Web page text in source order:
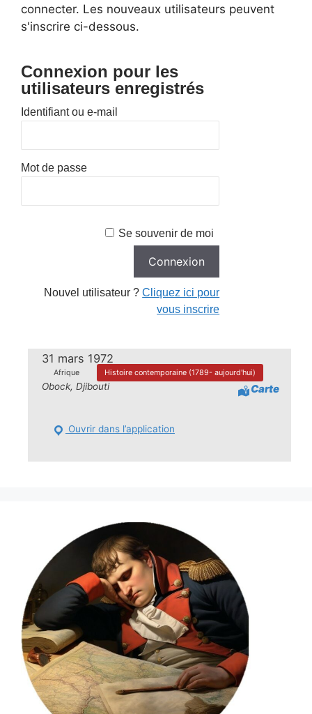
connecter. Les nouveaux utilisateurs peuvent
s'inscrire ci-dessous.
Connexion pour les
utilisateurs enregistrés
Identifiant ou e-mail
Mot de passe
Se souvenir de moi
Nouvel utilisateur ?Cliquez ici pour
vous inscrire
31 mars 1972
Afrique Histoire contemporaine (1789- aujourd'hui)
Obock, Djibouti Carte
Ouvrir dans l’application